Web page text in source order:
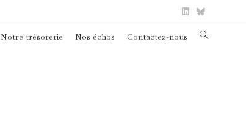
Notre trésorerie Nos échos Contactez-nous Toggle